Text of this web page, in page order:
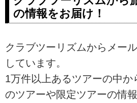
【フィリピ
ス往復直行
間）】心躍
のフィリピ
のお申込な
の情報をお届け！
クラブツーリズムからメー
しています。
1万件以上あるツアーの中か
のツアーや限定ツアーの情